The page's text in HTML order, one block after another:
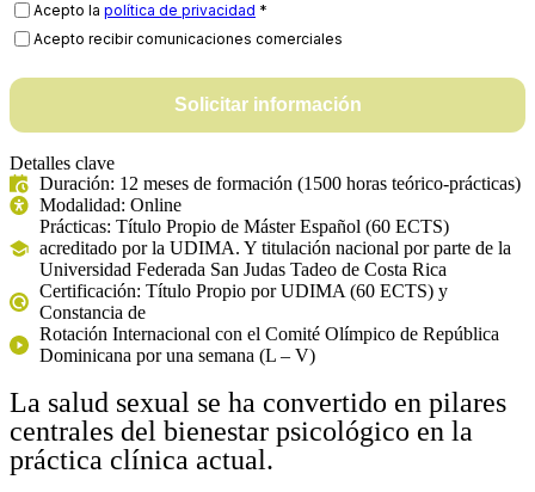
Acepto la política de privacidad *
Acepto recibir comunicaciones comerciales
Solicitar información
Detalles clave
Duración: 12 meses de formación (1500 horas teórico-prácticas)
Modalidad: Online
Prácticas: Título Propio de Máster Español (60 ECTS)
acreditado por la UDIMA. Y titulación nacional por parte de la
Universidad Federada San Judas Tadeo de Costa Rica
Certificación: Título Propio por UDIMA (60 ECTS) y
Constancia de
Rotación Internacional con el Comité Olímpico de República
Dominicana por una semana (L – V)
La salud sexual se ha convertido en pilares
centrales del bienestar psicológico en la
práctica clínica actual.